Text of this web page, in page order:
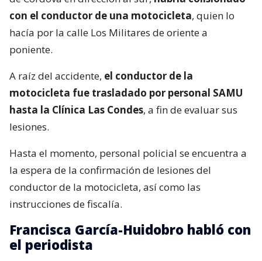
con el conductor de una motocicleta, quien lo
hacía por la calle Los Militares de oriente a
poniente.
A raíz del accidente, el conductor de la
motocicleta fue trasladado por personal SAMU
hasta la Clínica Las Condes, a fin de evaluar sus
lesiones.
Hasta el momento, personal policial se encuentra a
la espera de la confirmación de lesiones del
conductor de la motocicleta, así como las
instrucciones de fiscalía.
Francisca García-Huidobro habló con
el periodista